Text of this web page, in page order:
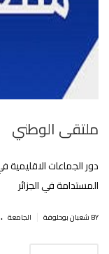
ملتقى الوطني
دور الجماعات الاقليمية
المستدامة في الجزائر
BY شعبان بوحلوفة الجامعة .